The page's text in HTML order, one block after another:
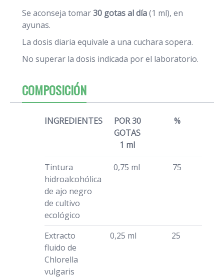
Se aconseja tomar30 gotas al día(1 ml), en
ayunas.
La dosis diaria equivale a una cuchara sopera.
No superar la dosis indicada por el laboratorio.
COMPOSICIÓN
INGREDIENTES
POR 30
GOTAS
1 ml
%
Tintura
hidroalcohólica
de ajo negro
de cultivo
ecológico
0,75 ml 75
Extracto
fluido de
Chlorella
vulgaris
0,25 ml 25